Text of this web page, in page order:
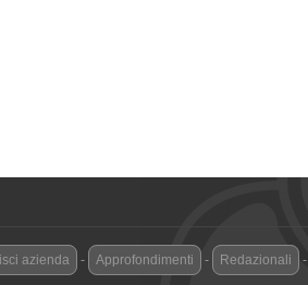
azienda - Approfondimenti - Redazionali -